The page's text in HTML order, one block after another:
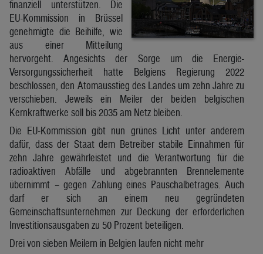
finanziell unterstützen. Die
EU-Kommission in Brüssel
genehmigte die Beihilfe, wie
aus einer Mitteilung
hervorgeht. Angesichts der Sorge um die Energie-
Versorgungssicherheit hatte Belgiens Regierung 2022
beschlossen, den Atomausstieg des Landes um zehn Jahre zu
verschieben. Jeweils ein Meiler der beiden belgischen
Kernkraftwerke soll bis 2035 am Netz bleiben.
Die EU-Kommission gibt nun grünes Licht unter anderem
dafür, dass der Staat dem Betreiber stabile Einnahmen für
zehn Jahre gewährleistet und die Verantwortung für die
radioaktiven Abfälle und abgebrannten Brennelemente
übernimmt – gegen Zahlung eines Pauschalbetrages. Auch
darf er sich an einem neu gegründeten
Gemeinschaftsunternehmen zur Deckung der erforderlichen
Investitionsausgaben zu 50 Prozent beteiligen.
Drei von sieben Meilern in Belgien laufen nicht mehr